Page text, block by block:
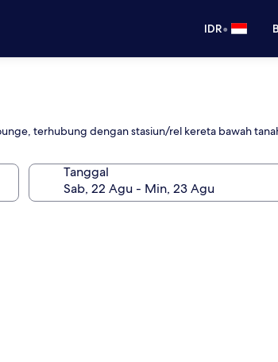
IDR•
terhubung dengan stasiun/rel kereta bawah
Tanggal